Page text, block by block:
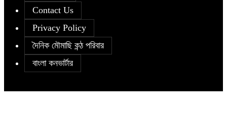
Contact Us
Privacy Policy
দৈনিক মৌমাছি কন্ঠ পরিবার
বাংলা কনভার্টার